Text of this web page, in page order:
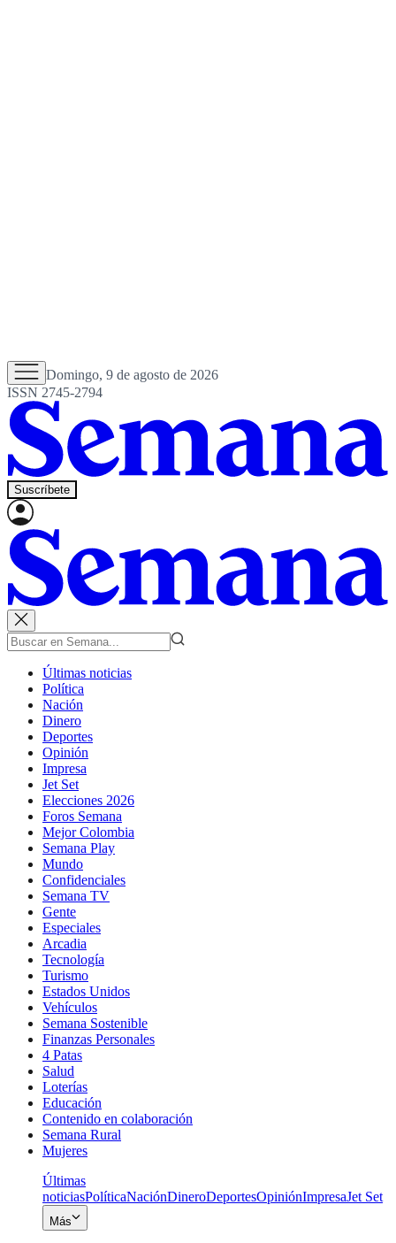
Domingo, 9 de agosto de 2026
ISSN 2745-2794
Suscríbete
Últimas noticias
Política
Nación
Dinero
Deportes
Opinión
Impresa
Jet Set
Elecciones 2026
Foros Semana
Mejor Colombia
Semana Play
Mundo
Confidenciales
Semana TV
Gente
Especiales
Arcadia
Tecnología
Turismo
Estados Unidos
Vehículos
Semana Sostenible
Finanzas Personales
4 Patas
Salud
Loterías
Educación
Contenido en colaboración
Semana Rural
Mujeres
Últimas
noticiasPolíticaNaciónDineroDeportesOpiniónImpresaJet Set
Más